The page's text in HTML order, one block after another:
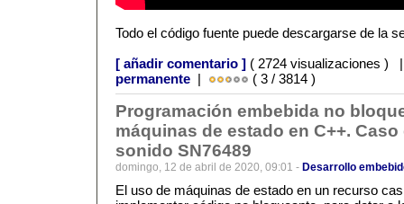
Todo el código fuente puede descargarse de la
[ añadir comentario ]( 2724 visualizaciones
permanente| ( 3 / 3814 )
Programación embebida no
máquinas de estado en C++.
sonido SN76489
domingo, 12 de abril de 2020, 09:01 - Desarrollo
El uso de máquinas de estado en un recurso